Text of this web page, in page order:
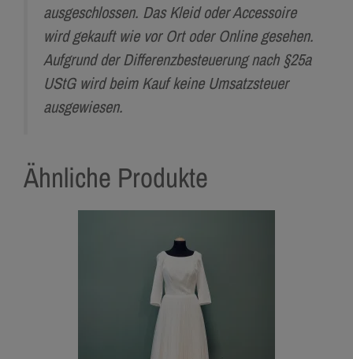
ausgeschlossen. Das Kleid oder Accessoire
wird gekauft wie vor Ort oder Online gesehen.
Aufgrund der Differenzbesteuerung nach §25a
UStG wird beim Kauf keine Umsatzsteuer
ausgewiesen.
Ähnliche Produkte